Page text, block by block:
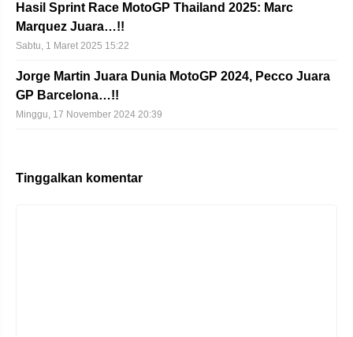
Hasil Sprint Race MotoGP Thailand 2025: Marc
Marquez Juara…!!
Sabtu, 1 Maret 2025 15:22
Jorge Martin Juara Dunia MotoGP 2024, Pecco Juara
GP Barcelona…!!
Minggu, 17 November 2024 20:39
Tinggalkan komentar